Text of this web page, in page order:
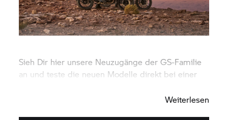
Sieh Dir hier unsere Neuzugänge der GS-Familie
an und teste die neuen Modelle direkt bei einer
Weiterlesen